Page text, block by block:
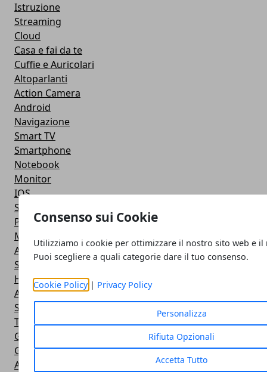
Consenso sui Cookie
Utilizziamo i cookie per ottimizzare il nostro sito web e il
Puoi scegliere a quali categorie dare il tuo consenso.
Cookie Policy| Privacy Policy
Personalizza
Rifiuta Opzionali
Accetta Tutto
Istruzione
Streaming
Cloud
Casa e fai da te
Cuffie e Auricolari
Altoparlanti
Action Camera
Android
Navigazione
Smart TV
Smartphone
Notebook
Monitor
IOS
Smartwatch
Power Bank
Mouse e Tastiera
Apple
Stampante
Hardware
Android
Software
Tablet
Giochi
Giochi
Apple